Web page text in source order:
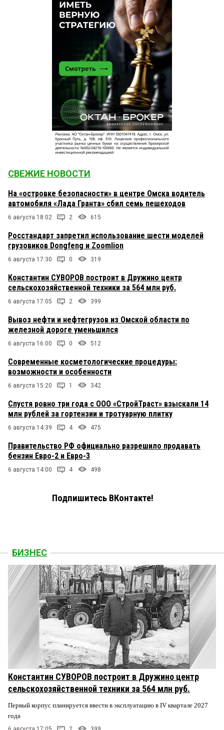
СВЕЖИЕ НОВОСТИ
На «островке безопасности» в центре Омска водитель
автомобиля «Лада Гранта» сбил семь пешеходов
6 августа 18:02 2 615
Росстандарт запретил использование шести моделей
грузовиков Dongfeng и Zoomlion
6 августа 17:30 0 319
Константин СУВОРОВ построит в Дружино центр
сельскохозяйственной техники за 564 млн руб.
6 августа 17:05 2 399
Вывоз нефти и нефтегрузов из Омской области по
железной дороге уменьшился
6 августа 16:00 0 512
Современные косметологические процедуры:
возможности и особенности
6 августа 15:20 1 342
Спустя ровно три года с ООО «СтройТраст» взыскали 14
млн рублей за гортензии и тротуарную плитку
6 августа 14:39 4 475
Правительство РФ официально разрешило продавать
бензин Евро-2 и Евро-3
6 августа 14:00 4 498
Подпишитесь ВКонтакте!
БИЗНЕС
Константин СУВОРОВ построит в Дружино центр
сельскохозяйственной техники за 564 млн руб.
Первый корпус планируется ввести в эксплуатацию в IV квартале 2027
года